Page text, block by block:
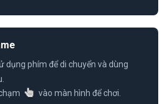
dụng phím để di chuyển và dùng
vào màn hình để chơi.